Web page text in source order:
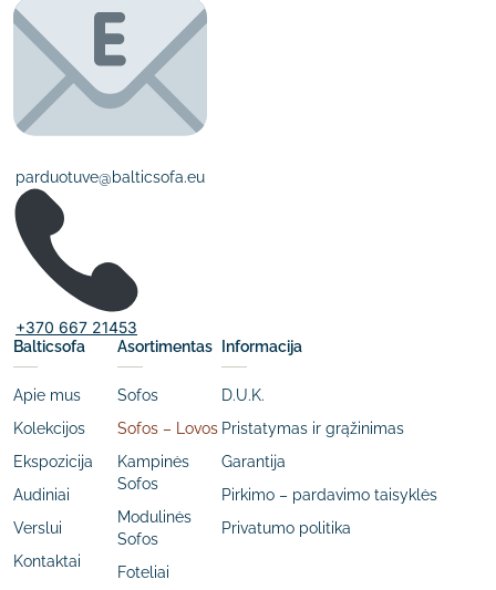
parduotuve@balticsofa.eu
+370 667 21453
Balticsofa
Apie mus
Kolekcijos
Ekspozicija
Audiniai
Verslui
Kontaktai
Asortimentas
Sofos
Sofos – Lovos
Kampinės
Sofos
Modulinės
Sofos
Foteliai
Informacija
D.U.K.
Pristatymas ir grąžinimas
Garantija
Pirkimo – pardavimo taisyklės
Privatumo politika